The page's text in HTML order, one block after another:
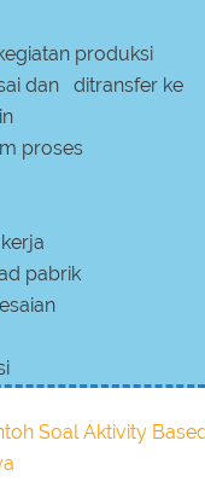
produksi
dan ditransfer ke
proses
pabrik
Soal Aktivity